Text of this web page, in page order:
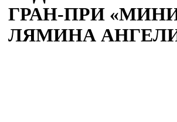
ГРАН-ПРИ
ЛЯМИНА